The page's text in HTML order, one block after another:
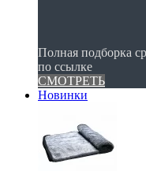
Полная подборка
по ссылке
СМОТРЕТЬ
Новинки